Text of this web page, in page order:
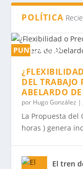
POLÍTICA
PUNTUACIÓN
DEL TRABAJO
ABELARDO
por Hugo González |
La Propuesta del
horas ) genera
El tren